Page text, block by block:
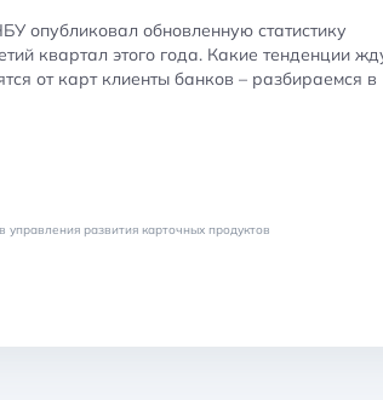
опубликовал обновленную статистику
квартал этого года. Какие тенденции
от карт клиенты банков – разбираемся в
управления развития карточных продуктов